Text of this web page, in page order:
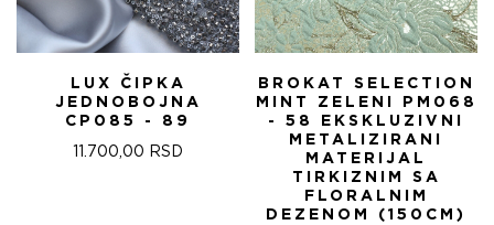
LUX ČIPKA
JEDNOBOJNA
CP085 - 89
11.700,00 RSD
BROKAT SELECTION
MINT ZELENI PM068
- 58 EKSKLUZIVNI
METALIZIRANI
MATERIJAL
TIRKIZNIM SA
FLORALNIM
DEZENOM (150CM)